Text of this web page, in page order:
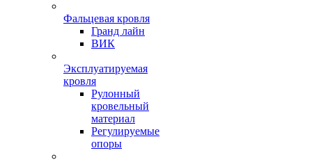
Фальцевая кровля
Гранд лайн
ВИК
Эксплуатируемая
кровля
Рулонный
кровельный
материал
Регулируемые
опоры